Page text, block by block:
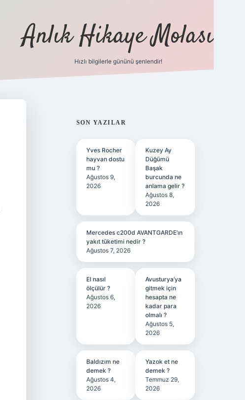
Anlık Hikaye Molası
Hızlı bilgilerle gününü şenlendir!
SIDEBAR
SON YAZILAR
Yves Rocher
hayvan dostu
mu ?
Ağustos 9,
2026
Kuzey Ay
Düğümü
Başak
burcunda ne
anlama gelir ?
Ağustos 8,
2026
Mercedes c200d AVANTGARDE’ın
yakıt tüketimi nedir ?
Ağustos 7, 2026
El nasıl
ölçülür ?
Ağustos 6,
2026
Avusturya’ya
gitmek için
hesapta ne
kadar para
olmalı ?
Ağustos 5,
2026
Baldızım ne
demek ?
Ağustos 4,
2026
Yazok et ne
demek ?
Temmuz 29,
2026